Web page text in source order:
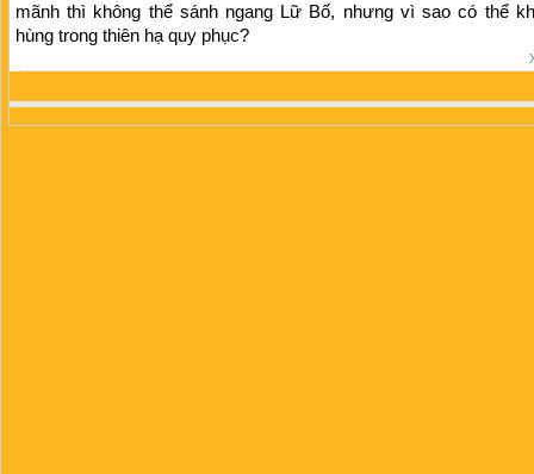
mãnh thì không thể sánh ngang Lữ Bố, nhưng vì sao có thể
hùng trong thiên hạ quy phục?